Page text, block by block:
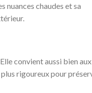
nuances chaudes et sa
convient aussi bien aux
plus rigoureux pour